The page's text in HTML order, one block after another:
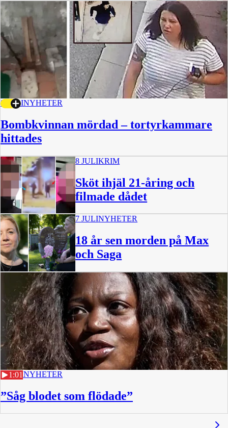
2:28
8 JULINYHETER
Bombkvinnan mördad – tortyrkammare
hittades
8 JULIKRIM
Sköt ihjäl 21-åring och
filmade dådet
7 JULINYHETER
18 år sen morden på Max
och Saga
1:01
6 JULINYHETER
”Såg blodet som flödade”